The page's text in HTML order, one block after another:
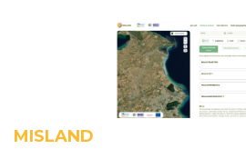
MISLAND